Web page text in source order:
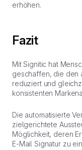
erhöhen.
Fazit
Mit Signitic hat
geschaffen, die den
reduziert und
konsistenten
Die automatisierte
zielgerichtete
Möglichkeit, deren
E-Mail Signatur zu